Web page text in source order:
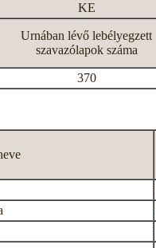
KE
Urnában lévő lebélyegzett
szavazólapok száma
370